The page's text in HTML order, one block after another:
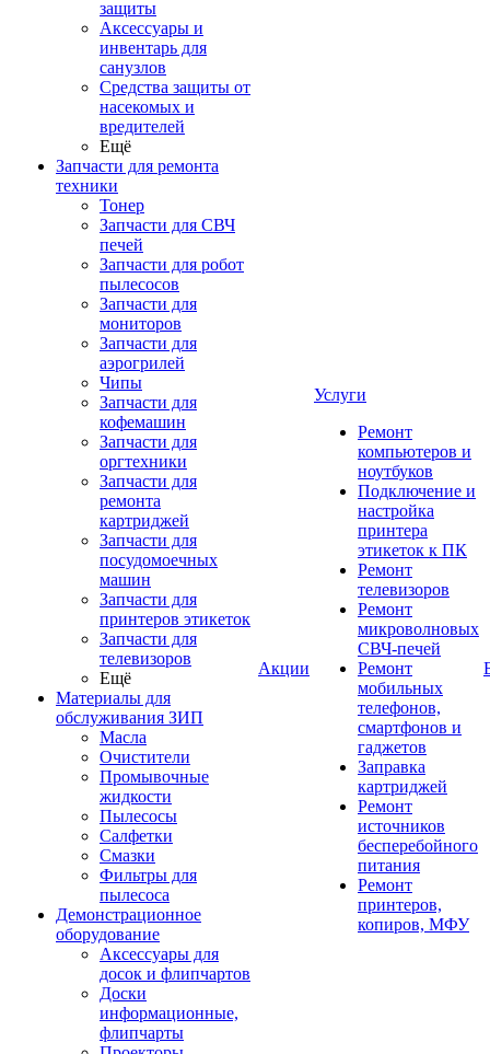
защиты
Аксессуары и
инвентарь для
санузлов
Средства защиты от
насекомых и
вредителей
Ещё
Запчасти для ремонта
техники
Тонер
Запчасти для СВЧ
печей
Запчасти для робот
пылесосов
Запчасти для
мониторов
Запчасти для
аэрогрилей
Чипы
Запчасти для
кофемашин
Запчасти для
оргтехники
Запчасти для
ремонта
картриджей
Запчасти для
посудомоечных
машин
Запчасти для
принтеров этикеток
Запчасти для
телевизоров
Ещё
Материалы для
обслуживания ЗИП
Масла
Очистители
Промывочные
жидкости
Пылесосы
Салфетки
Смазки
Фильтры для
пылесоса
Демонстрационное
оборудование
Аксессуары для
досок и флипчартов
Доски
информационные,
флипчарты
Акции
Услуги
Ремонт
компьютеров и
ноутбуков
Подключение и
настройка
принтера
этикеток к ПК
Ремонт
телевизоров
Ремонт
микроволновых
СВЧ-печей
Ремонт
мобильных
телефонов,
смартфонов и
гаджетов
Заправка
картриджей
Ремонт
источников
бесперебойного
питания
Ремонт
принтеров,
копиров, МФУ